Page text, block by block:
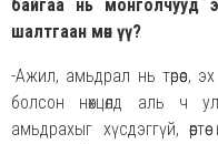
байгаа нь монголчууд
шалтгаан мөн үү?
-Ажил, амьдрал нь төрөөс,
болсон нөхцөлд аль ч
амьдрахыг хүсдэггүй,